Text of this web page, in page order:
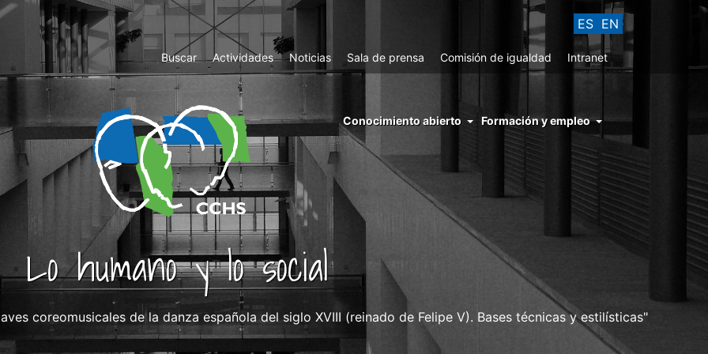
ES EN
Top
Menu
Buscar Actividades Noticias Sala de prensa Comisión de igualdad Intranet
menu
right
cchs
conocimiento
abierto
Conocimiento abierto Formación y empleo
Lo humano y lo social
coreomusicales de la danza española del siglo XVIII (reinado de Felipe V). Bases técnicas y estilísticas"